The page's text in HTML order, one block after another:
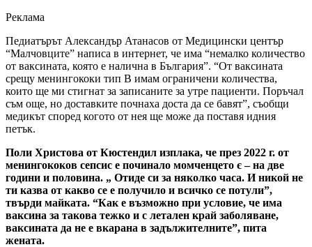
Реклама
Педиатърът Александър Атанасов от Медицински център
“Малчовците” написа в интернет, че има “немалко количество
от ваксината, която е налична в България”. “От ваксината
срещу менингококи тип В имам ограничени количества,
които ще ми стигнат за записаните за утре пациенти. Поръчал
съм още, но доставките почнаха доста да се бавят”, съобщи
медикът според когото от нея ще може да поставя идния
петък.
Поли Христова от Кюстендил изплака, че през 2022 г. от
менингококов сепсис е починало момченцето є – на две
години и половина. „ Отиде си за няколко часа. И никой не
ти казва от какво се е получило и всичко се потули”,
твърди майката. “Как е възможно при условие, че има
ваксина за такова тежко и с летален край заболяване,
ваксината да не е вкарана в задължителните”, пита
жената.